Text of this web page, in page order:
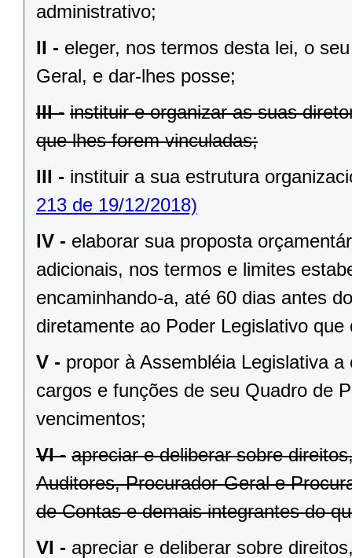
administrativo;
II - eleger, nos termos desta lei, o
Geral, e dar-lhes posse;
III - instituir e organizar as suas
que lhes forem vinculadas;
III - instituir a sua estrutura
213 de 19/12/2018)
IV - elaborar sua proposta
adicionais, nos termos e limites
encaminhando-a, até 60 dias antes
diretamente ao Poder Legislativo
V - propor à Assembléia Legislativa
cargos e funções de seu Quadro de
vencimentos;
VI - apreciar e deliberar sobre
Auditores, Procurador-Geral e
de Contas e demais integrantes do
VI - apreciar e deliberar sobre